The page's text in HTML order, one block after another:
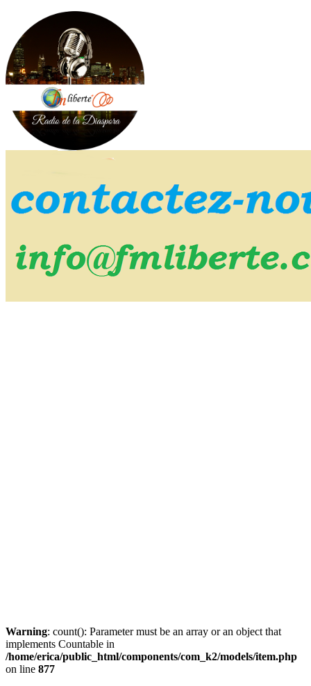
Warning: count(): Parameter must be an array or an object that
implements Countable in
/home/erica/public_html/components/com_k2/models/item.php
on line 877